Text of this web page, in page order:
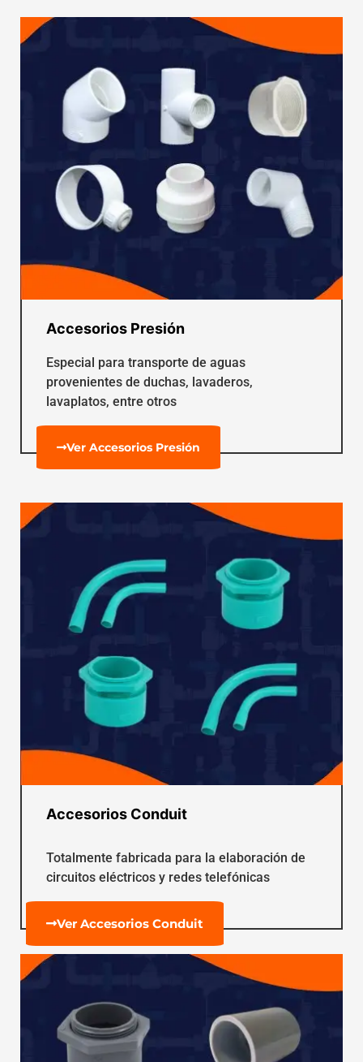
Accesorios Presión
Especial para transporte de aguas
provenientes de duchas, lavaderos,
lavaplatos, entre otros
Ver Accesorios Presión
Accesorios Conduit
Totalmente fabricada para la elaboración de
circuitos eléctricos y redes telefónicas
Ver Accesorios Conduit